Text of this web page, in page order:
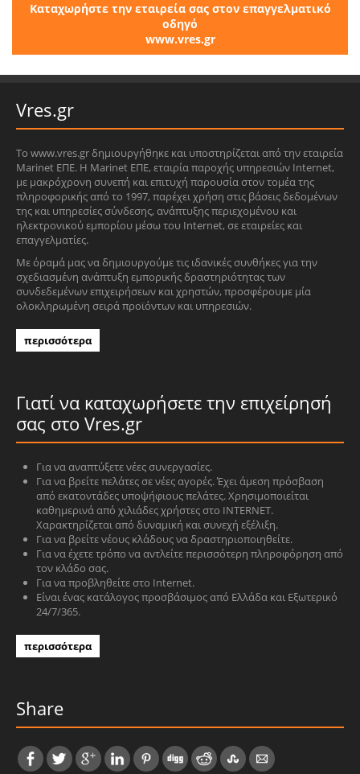
Καταχωρήστε την εταιρεία σας στον επαγγελματικό
οδηγό
www.vres.gr
Vres.gr
Το www.vres.gr δημιουργήθηκε και υποστηρίζεται από την εταιρεία
Marinet ΕΠΕ. Η Marinet ΕΠΕ, εταιρία παροχής υπηρεσιών Internet,
με μακρόχρονη συνεπή και επιτυχή παρουσία στον τομέα της
πληροφορικής από το 1997, παρέχει χρήση στις βάσεις δεδομένων
της και υπηρεσίες σύνδεσης, ανάπτυξης περιεχομένου και
ηλεκτρονικού εμπορίου μέσω του Internet, σε εταιρείες και
επαγγελματίες.
Με όραμά μας να δημιουργούμε τις ιδανικές συνθήκες για την
σχεδιασμένη ανάπτυξη εμπορικής δραστηριότητας των
συνδεδεμένων επιχειρήσεων και χρηστών, προσφέρουμε μία
ολοκληρωμένη σειρά προϊόντων και υπηρεσιών.
περισσότερα
Γιατί να καταχωρήσετε την επιχείρησή
σας στο Vres.gr
Για να αναπτύξετε νέες συνεργασίες.
Για να βρείτε πελάτες σε νέες αγορές. Έχει άμεση πρόσβαση
από εκατοντάδες υποψήφιους πελάτες. Χρησιμοποιείται
καθημερινά από χιλιάδες χρήστες στο INTERNET.
Χαρακτηρίζεται από δυναμική και συνεχή εξέλιξη.
Για να βρείτε νέους κλάδους να δραστηριοποιηθείτε.
Για να έχετε τρόπο να αντλείτε περισσότερη πληροφόρηση από
τον κλάδο σας.
Για να προβληθείτε στο Internet.
Είναι ένας κατάλογος προσβάσιμος από Ελλάδα και Εξωτερικό
24/7/365.
περισσότερα
Share